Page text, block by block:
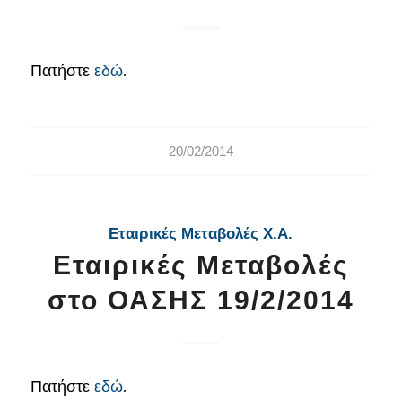
Πατήστε εδώ.
20/02/2014
Εταιρικές Μεταβολές Χ.Α.
Εταιρικές Μεταβολές
στο ΟΑΣΗΣ 19/2/2014
Πατήστε εδώ.